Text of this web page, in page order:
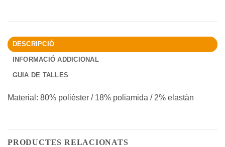
DESCRIPCIÓ
INFORMACIÓ ADDICIONAL
GUIA DE TALLES
Material: 80% polièster / 18% poliamida / 2% elastàn
PRODUCTES RELACIONATS